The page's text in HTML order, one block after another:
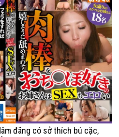
đãng có sở thích bú cặc,